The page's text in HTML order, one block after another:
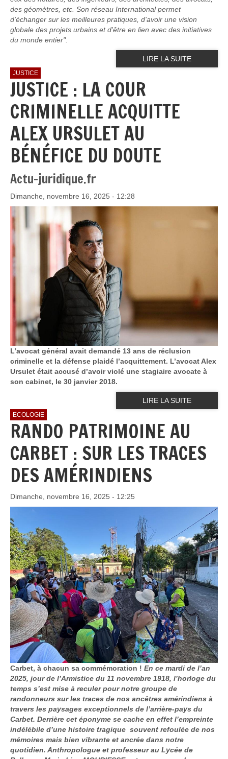
des géomètres, etc. Son réseau International permet
d'échanger sur les meilleures pratiques, d'avoir une vision
globale des projets urbains et d'être en lien avec des initiatives
du monde entier".
LIRE LA SUITE
JUSTICE
JUSTICE : LA COUR
CRIMINELLE ACQUITTE
ALEX URSULET AU
BÉNÉFICE DU DOUTE
Actu-juridique.fr
Dimanche, novembre 16, 2025 - 12:28
L’avocat général avait demandé 13 ans de réclusion
criminelle et la défense plaidé l’acquittement. L’avocat Alex
Ursulet était accusé d’avoir violé une stagiaire avocate à
son cabinet, le 30 janvier 2018.
LIRE LA SUITE
ECOLOGIE
RANDO PATRIMOINE AU
CARBET : SUR LES TRACES
DES AMÉRINDIENS
Dimanche, novembre 16, 2025 - 12:25
Carbet, à chacun sa commémoration ! En ce mardi de l’an
2025, jour de l’Armistice du 11 novembre 1918, l’horloge du
temps s’est mise à reculer pour notre groupe de
randonneurs sur les traces de nos ancêtres amérindiens à
travers les paysages exceptionnels de l’arrière-pays du
Carbet. Derrière cet éponyme se cache en effet l’empreinte
indélébile d’une histoire tragique souvent refoulée de nos
mémoires mais bien vibrante et ancrée dans notre
quotidien. Anthropologue et professeur au Lycée de